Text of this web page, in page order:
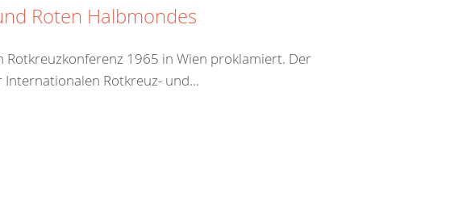
Roten Halbmondes
1965 in Wien proklamiert. Der
Rotkreuz- und...